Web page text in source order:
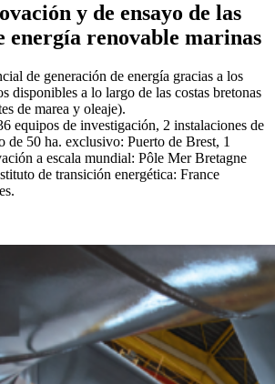
y de ensayo de las
energía renovable marinas
de generación de energía gracias a los
disponibles a lo largo de las costas bretonas
de marea y oleaje).
equipos de investigación, 2 instalaciones de
de 50 ha. exclusivo: Puerto de Brest, 1
a escala mundial: Pôle Mer Bretagne
de transición energética: France